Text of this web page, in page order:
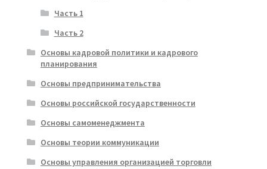
Часть 1
Часть 2
Основы кадровой политики и кадрового
планирования
Основы предпринимательства
Основы российской государственности
Основы самоменеджмента
Основы теории коммуникации
Основы управления организацией торговли